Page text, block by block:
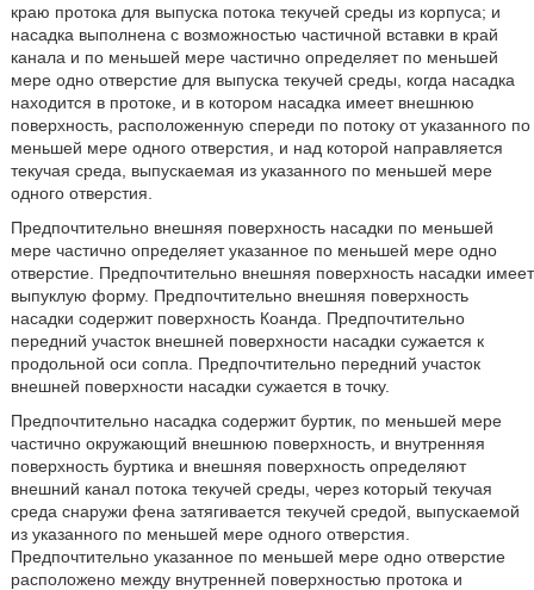
краю протока для выпуска потока текучей среды из корпуса; и
насадка выполнена с возможностью частичной вставки в край
канала и по меньшей мере частично определяет по меньшей
мере одно отверстие для выпуска текучей среды, когда насадка
находится в протоке, и в котором насадка имеет внешнюю
поверхность, расположенную спереди по потоку от указанного по
меньшей мере одного отверстия, и над которой направляется
текучая среда, выпускаемая из указанного по меньшей мере
одного отверстия.
Предпочтительно внешняя поверхность насадки по меньшей
мере частично определяет указанное по меньшей мере одно
отверстие. Предпочтительно внешняя поверхность насадки имеет
выпуклую форму. Предпочтительно внешняя поверхность
насадки содержит поверхность Коанда. Предпочтительно
передний участок внешней поверхности насадки сужается к
продольной оси сопла. Предпочтительно передний участок
внешней поверхности насадки сужается в точку.
Предпочтительно насадка содержит буртик, по меньшей мере
частично окружающий внешнюю поверхность, и внутренняя
поверхность буртика и внешняя поверхность определяют
внешний канал потока текучей среды, через который текучая
среда снаружи фена затягивается текучей средой, выпускаемой
из указанного по меньшей мере одного отверстия.
Предпочтительно указанное по меньшей мере одно отверстие
расположено между внутренней поверхностью протока и